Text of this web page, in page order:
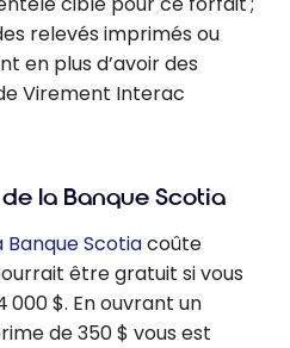
relevés imprimés ou
en plus d’avoir des
Virement Interac
la Banque Scotia
Banque Scotiacoûte
être gratuit si vous
000 $. En ouvrant un
de 350 $ vous est